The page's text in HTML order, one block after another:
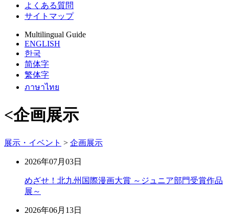
よくある質問
サイトマップ
Multilingual Guide
ENGLISH
한국
简体字
繁体字
ภาษาไทย
<企画展示
展示・イベント > 企画展示
2026年07月03日
めざせ！北九州国際漫画大賞 ～ジュニア部門受賞作品
展～
2026年06月13日